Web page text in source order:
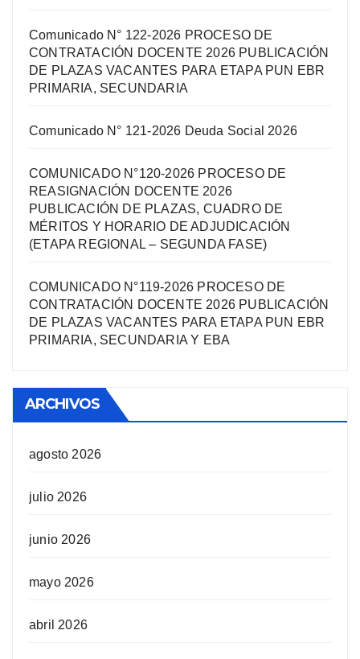
Comunicado N° 122-2026 PROCESO DE
CONTRATACIÓN DOCENTE 2026 PUBLICACIÓN
DE PLAZAS VACANTES PARA ETAPA PUN EBR
PRIMARIA, SECUNDARIA
Comunicado N° 121-2026 Deuda Social 2026
COMUNICADO N°120-2026 PROCESO DE
REASIGNACIÓN DOCENTE 2026
PUBLICACIÓN DE PLAZAS, CUADRO DE
MÉRITOS Y HORARIO DE ADJUDICACIÓN
(ETAPA REGIONAL – SEGUNDA FASE)
COMUNICADO N°119-2026 PROCESO DE
CONTRATACIÓN DOCENTE 2026 PUBLICACIÓN
DE PLAZAS VACANTES PARA ETAPA PUN EBR
PRIMARIA, SECUNDARIA Y EBA
ARCHIVOS
agosto 2026
julio 2026
junio 2026
mayo 2026
abril 2026